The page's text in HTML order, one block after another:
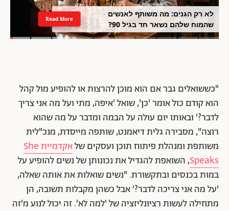
לא רק הגנים: מה משותף לאנשים
שהמוח שלהם נשאר חד בגיל 90?
Read More
"כששואלים גבר אם הוא מוכן להרצות או להופיע מול קהל
הוא קודם כול אומר 'כן', שואל 'איפה, מתי ועל מה אני צריך
לדבר?' ובאותו יום עולה על הבמה ומדבר על מה שהוא
רוצה", מסבירה גלית דיאמנט, שותפה מייסדת, מנכ"לית
משותפת ומנהלת פיתוח תוכן ועסקים של
אקדמיית She
Speaks, השואפת להגדיל את נכונותן של נשים להופיע על
במות בכנסים ובתקשורת. "נשים שואלות את אותה שאלה,
'על מה אני צריכה לדבר?' אבל כשהן מקבלות תשובה, הן
מתחילה לעשות רציונליזציה של 'למה לא'. זה יכול לנוע מ'זה